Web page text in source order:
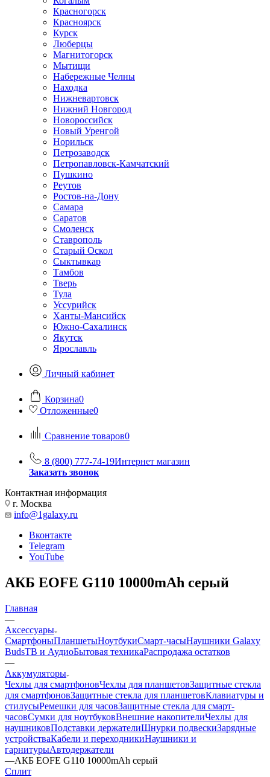
Красногорск
Красноярск
Курск
Люберцы
Магнитогорск
Мытищи
Набережные Челны
Находка
Нижневартовск
Нижний Новгород
Новороссийск
Новый Уренгой
Норильск
Петрозаводск
Петропавловск-Камчатский
Пушкино
Реутов
Ростов-на-Дону
Самара
Саратов
Смоленск
Ставрополь
Старый Оскол
Сыктывкар
Тамбов
Тверь
Тула
Уссурийск
Ханты-Мансийск
Южно-Сахалинск
Якутск
Ярославль
Личный кабинет
Корзина0
Отложенные0
Сравнение товаров0
8 (800) 777-74-19Интернет магазин
Заказать звонок
Контактная информация
г. Москва
info@1galaxy.ru
Вконтакте
Telegram
YouTube
АКБ EOFE G110 10000mAh серый
Главная
—
Аксессуары
СмартфоныПланшетыНоутбукиСмарт-часыНаушники Galaxy
BudsТВ и АудиоБытовая техникаРаспродажа остатков
—
Аккумуляторы
Чехлы для смартфоновЧехлы для планшетовЗащитные стекла
для смартфоновЗащитные стекла для планшетовКлавиатуры и
стилусыРемешки для часовЗащитные стекла для смарт-
часовСумки для ноутбуковВнешние накопителиЧехлы для
наушниковПодставки держателиШнурки подвескиЗарядные
устройстваКабели и переходникиНаушники и
гарнитурыАвтодержатели
—АКБ EOFE G110 10000mAh серый
Сплит